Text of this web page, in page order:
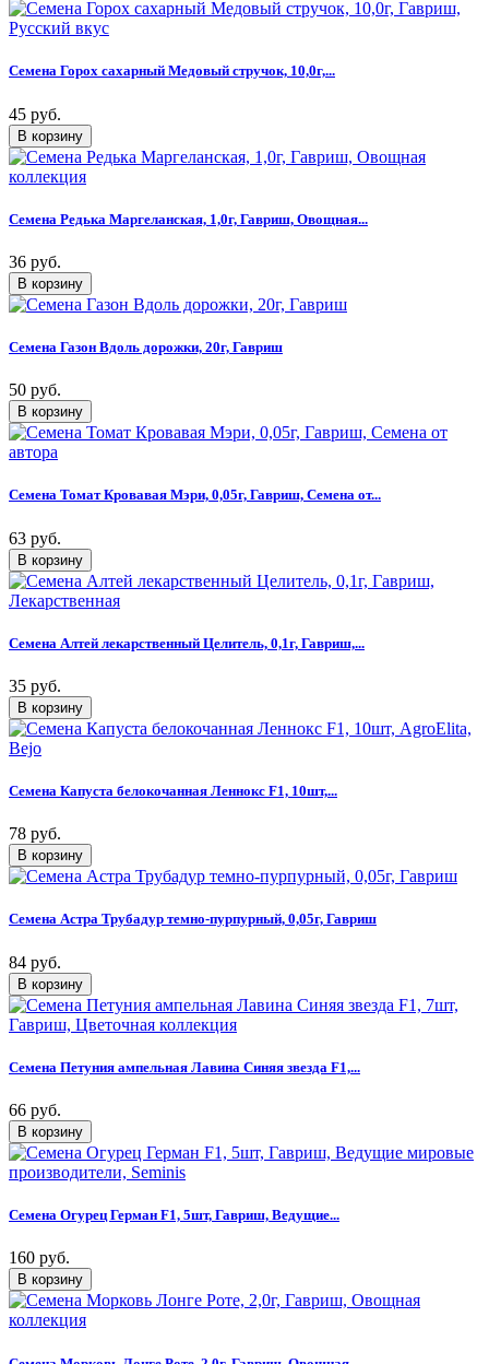
Семена Горох сахарный Медовый стручок, 10,0г,...
45 руб.
Семена Редька Маргеланская, 1,0г, Гавриш, Овощная...
36 руб.
Семена Газон Вдоль дорожки, 20г, Гавриш
50 руб.
Семена Томат Кровавая Мэри, 0,05г, Гавриш, Семена от...
63 руб.
Семена Алтей лекарственный Целитель, 0,1г, Гавриш,...
35 руб.
Семена Капуста белокочанная Леннокс F1, 10шт,...
78 руб.
Семена Астра Трубадур темно-пурпурный, 0,05г, Гавриш
84 руб.
Семена Петуния ампельная Лавина Синяя звезда F1,...
66 руб.
Семена Огурец Герман F1, 5шт, Гавриш, Ведущие...
160 руб.